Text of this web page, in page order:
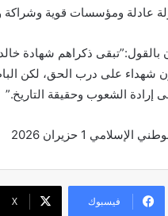
عادلة ومؤسسات قوية وشراكة
بالقول:”تبقى ذكراهم شهادة
شهداء على درب الحق، لكن
إرادة الشعوب وحقيقة التاريخ.”
1 حزيران 2026
فيسبوك X